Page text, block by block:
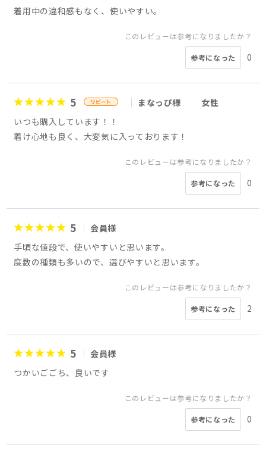
着用中の違和感もなく、使いやすい。
このレビューは参考になりましたか？
参考になった 0
5 まなっぴ様
女性
いつも購入しています！！
着け心地も良く、大変気に入っております！
このレビューは参考になりましたか？
参考になった 0
5
会員様
手頃な値段で、使いやすいと思います。
度数の種類も多いので、選びやすいと思います。
このレビューは参考になりましたか？
参考になった 2
5
会員様
つかいごごち、良いです
このレビューは参考になりましたか？
参考になった 0